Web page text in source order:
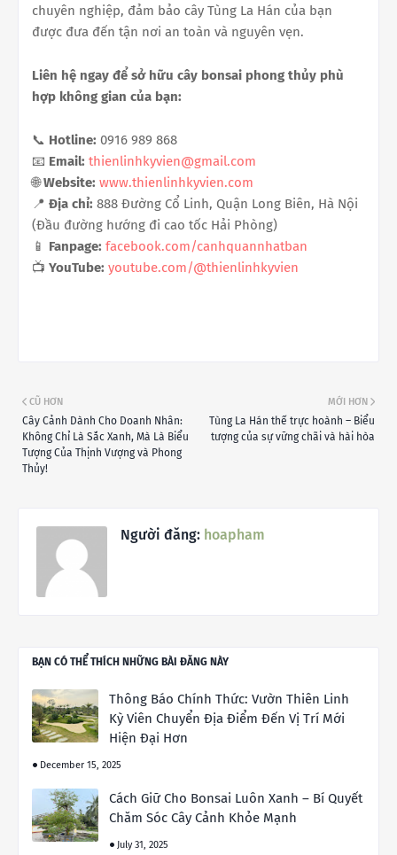
chuyên nghiệp, đảm bảo cây Tùng La Hán của bạn
được đưa đến tận nơi an toàn và nguyên vẹn.
Liên hệ ngay để sở hữu cây bonsai phong thủy phù
hợp không gian của bạn:
📞 Hotline: 0916 989 868
📧 Email: thienlinhkyvien@gmail.com
🌐Website: www.thienlinhkyvien.com
📍 Địa chỉ: 888 Đường Cổ Linh, Quận Long Biên, Hà Nội
(Đầu đường hướng đi cao tốc Hải Phòng)
📱 Fanpage: facebook.com/canhquannhatban
📺 YouTube: youtube.com/@thienlinhkyvien
MỚI HƠN
Tùng La Hán thế trực hoành – Biểu
tượng của sự vững chãi và hài hòa
CŨ HƠN
Cây Cảnh Dành Cho Doanh Nhân:
Không Chỉ Là Sắc Xanh, Mà Là Biểu
Tượng Của Thịnh Vượng và Phong
Thủy!
Người đăng: hoapham
BẠN CÓ THỂ THÍCH NHỮNG BÀI ĐĂNG NÀY
Thông Báo Chính Thức: Vườn Thiên Linh
Kỳ Viên Chuyển Địa Điểm Đến Vị Trí Mới
Hiện Đại Hơn
December 15, 2025
Cách Giữ Cho Bonsai Luôn Xanh – Bí Quyết
Chăm Sóc Cây Cảnh Khỏe Mạnh
July 31, 2025